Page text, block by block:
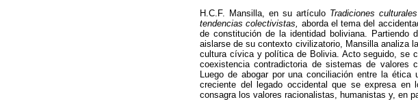
H.C.F. Mansilla, en su artículo Tradiciones
tendencias colectivistas, aborda el tema del
de constitución de la identidad boliviana. Partiendo
aislarse de su contexto civilizatorio, Mansilla analiza
cultura cívica y política de Bolivia. Acto seguido, se
coexistencia contradictoria de sistemas de
Luego de abogar por una conciliación entre la
creciente del legado occidental que se expresa
consagra los valores racionalistas, humanistas y, en